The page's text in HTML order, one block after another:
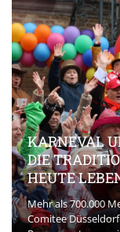
KARNEVAL
DIE
HEUTE
Mehr als 700.000
Comitee